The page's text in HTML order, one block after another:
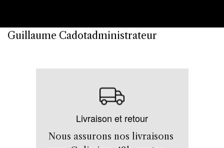
Guillaume Cadotadministrateur
Livraison et retour
Nous assurons nos livraisons